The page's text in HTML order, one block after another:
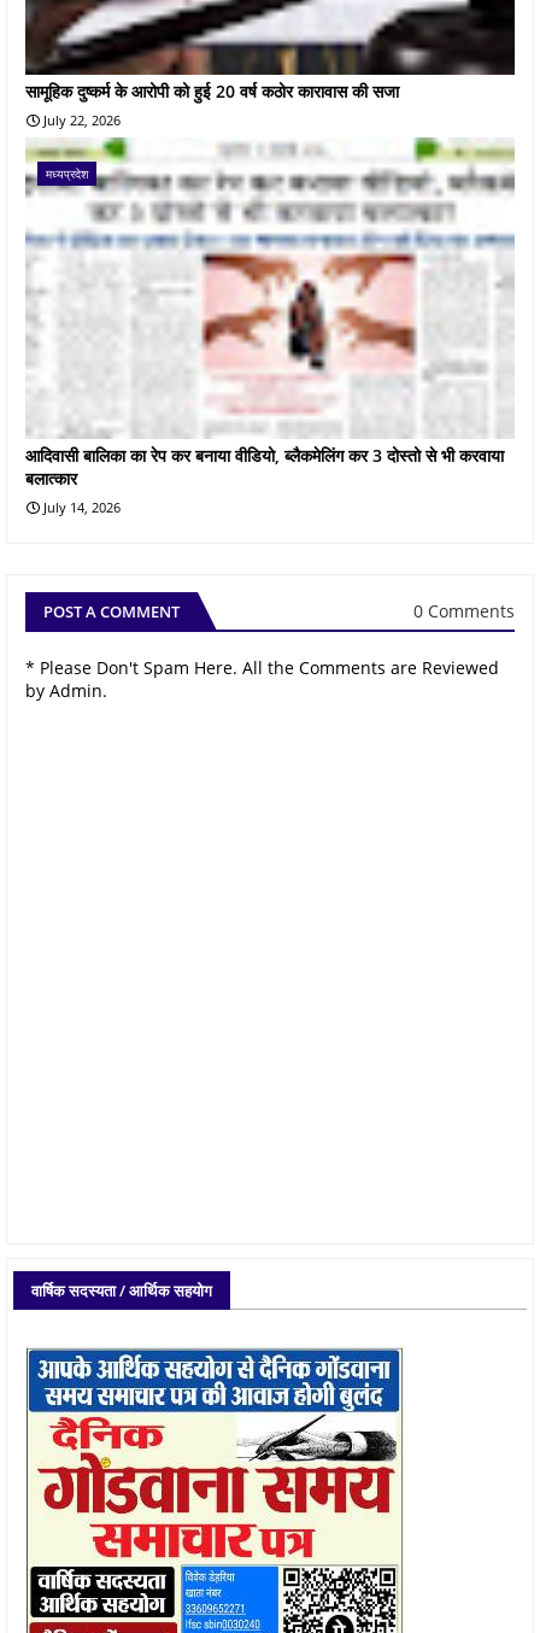
सामूहिक दुष्कर्म के आरोपी को हुई 20 वर्ष कठोर कारावास की सजा
July 22, 2026
मध्यप्रदेश
आदिवासी बालिका का रेप कर बनाया वीडियो, ब्लैकमेलिंग कर 3 दोस्तो से भी करवाया
बलात्कार
July 14, 2026
POST A COMMENT 0 Comments
* Please Don't Spam Here. All the Comments are Reviewed
by Admin.
वार्षिक सदस्यता / आर्थिक सहयोग